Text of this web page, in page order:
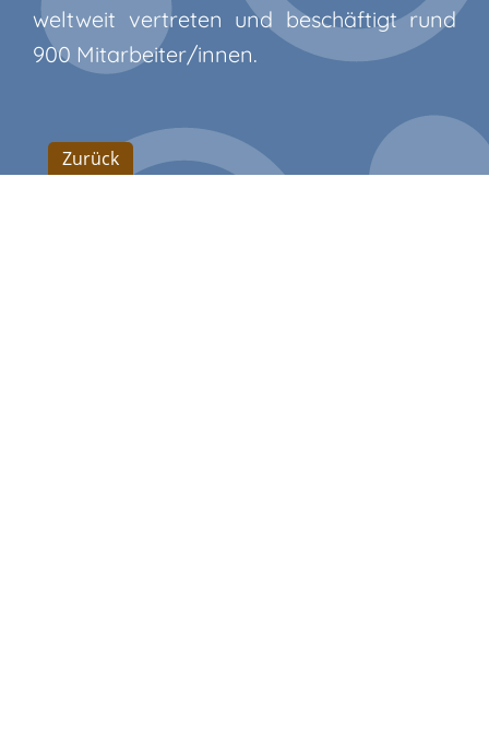
weltweit vertreten und beschäftigt rund
900 Mitarbeiter/innen.
Zurück